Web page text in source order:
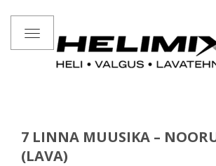
Toggle
navigation
7 LINNA MUUSIKA –
(LAVA)